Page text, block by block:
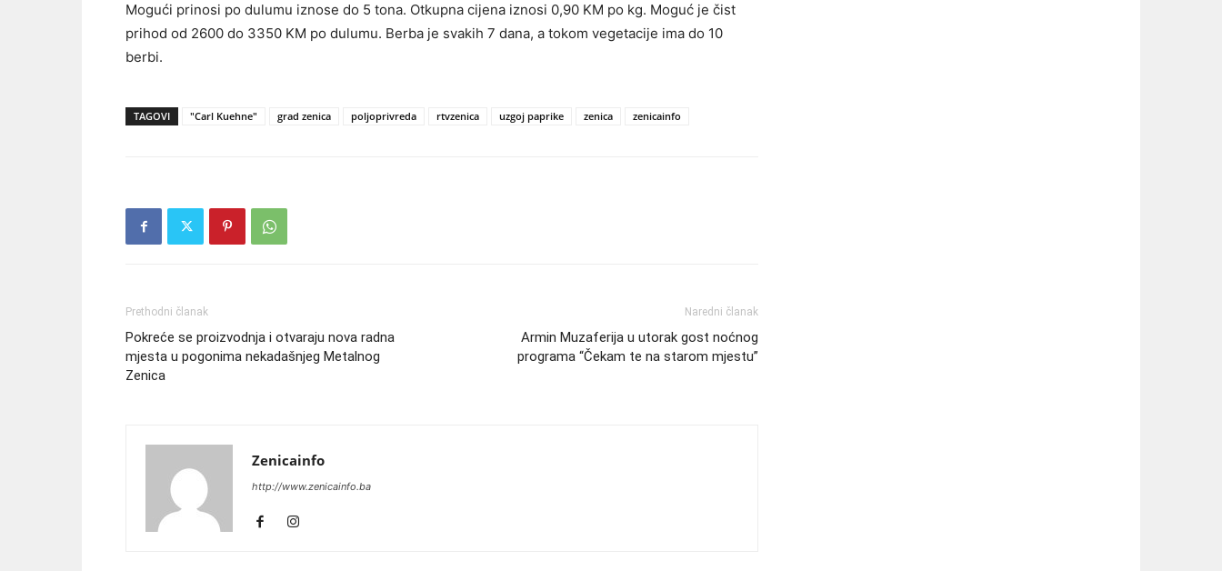
Mogući prinosi po dulumu iznose do 5 tona. Otkupna cijena iznosi 0,90 KM po kg. Moguć je čist
prihod od 2600 do 3350 KM po dulumu. Berba je svakih 7 dana, a tokom vegetacije ima do 10
berbi.
TAGOVI "Carl Kuehne" grad zenica poljoprivreda rtvzenica uzgoj paprike zenica zenicainfo
Prethodni članak
Pokreće se proizvodnja i otvaraju nova radna
mjesta u pogonima nekadašnjeg Metalnog
Zenica
Naredni članak
Armin Muzaferija u utorak gost noćnog
programa “Čekam te na starom mjestu”
Zenicainfo
http://www.zenicainfo.ba